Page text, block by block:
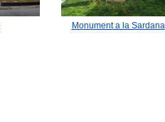
Monument a la Sardana